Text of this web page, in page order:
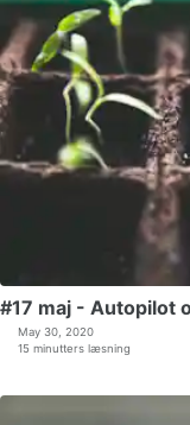
#17 maj - Autopilot
May 30, 2020
15 minutters læsning